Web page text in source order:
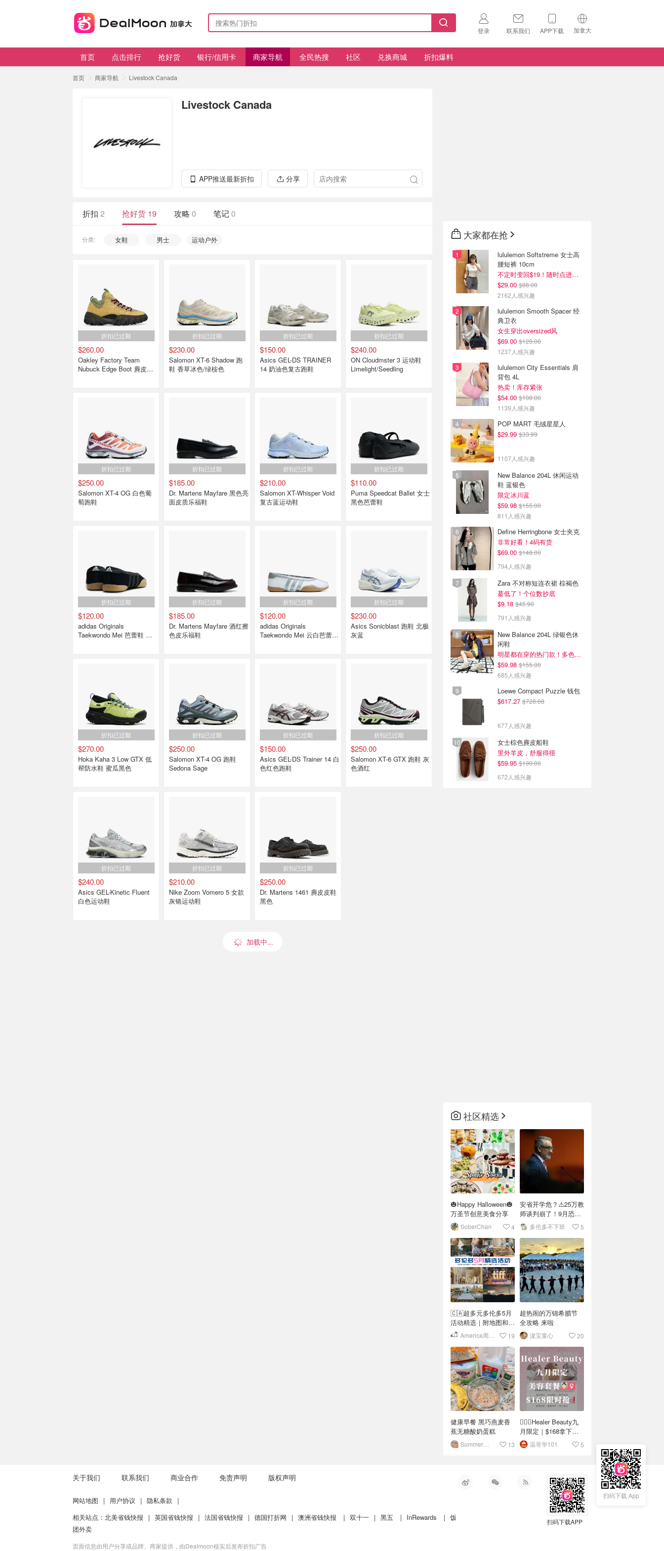
登录 联系我们 APP下载 加拿大
🇺🇸
首页 点击排行 抢好货 银行/信用卡 商家导航 全民热搜 社区 兑换商城 折扣爆料
首页 商家导航 Livestock Canada
Livestock Canada
APP推送最新折扣 分享
折扣 2 抢好货 19 攻略 0 笔记0
分类: 女鞋 男士 运动户外
折扣已过期
$260.00
Oakley Factory Team
Nubuck Edge Boot 麂皮靴
折扣已过期
$230.00
Salomon XT-6 Shadow 跑
鞋 香草冰色/绿桉色
折扣已过期
$150.00
Asics GEL-DS TRAINER
14 奶油色复古跑鞋
折扣已过期
$240.00
ON Cloudmster 3 运动鞋
Limelight/Seedling
折扣已过期
$250.00
Salomon XT-4 OG 白色葡
萄跑鞋
折扣已过期
$185.00
Dr. Martens Mayfare 黑色亮
面皮质乐福鞋
折扣已过期
$210.00
Salomon XT-Whisper Void
复古蓝运动鞋
折扣已过期
$110.00
Puma Speedcat Ballet 女士
黑色芭蕾鞋
折扣已过期
$120.00
adidas Originals
Taekwondo Mei 芭蕾鞋 黑
折扣已过期
$185.00
Dr. Martens Mayfare 酒红擦
色皮乐福鞋
折扣已过期
$120.00
adidas Originals
Taekwondo Mei 云白芭蕾鞋
折扣已过期
$230.00
Asics Sonicblast 跑鞋 北极
灰蓝
折扣已过期
$270.00
Hoka Kaha 3 Low GTX 低
帮防水鞋 蜜瓜黑色
折扣已过期
$250.00
Salomon XT-4 OG 跑鞋
Sedona Sage
折扣已过期
$150.00
Asics GEL-DS Trainer 14 白
色红色跑鞋
折扣已过期
$250.00
Salomon XT-6 GTX 跑鞋 灰
色酒红
折扣已过期
$240.00
Asics GEL-Kinetic Fluent
白色运动鞋
折扣已过期
$210.00
Nike Zoom Vomero 5 女款
灰铬运动鞋
折扣已过期
$250.00
Dr. Martens 1461 麂皮皮鞋
黑色
加载中...
大家都在抢
lululemon Softstreme 女士高
腰短裤 10cm
不定时变回$19！随时点进来看
$29.00 $88.00
2162人感兴趣
lululemon Smooth Spacer 经
典卫衣
女生穿出oversized风
$69.00 $128.00
1237人感兴趣
lululemon City Essentials 肩
背包 4L
热卖！库存紧张
$54.00 $108.00
1139人感兴趣
POP MART 毛绒星星人
$29.99 $33.99
1107人感兴趣
New Balance 204L 休闲运动
鞋 蓝银色
限定冰川蓝
$59.98 $155.00
811人感兴趣
Define Herringbone 女士夹克
非常好看！4码有货
$69.00 $148.00
794人感兴趣
Zara 不对称短连衣裙 棕褐色
蕞低了！个位数抄底
$9.18 $45.90
791人感兴趣
New Balance 204L 绿银色休
闲鞋
明星都在穿的热门款！多色可选 3.8折
$59.98 $155.00
685人感兴趣
Loewe Compact Puzzle 钱包
$617.27 $728.68
677人感兴趣
女士棕色麂皮船鞋
里外羊皮，舒服得很
$59.95 $190.00
672人感兴趣
社区精选
🎃Happy Halloween🎃
万圣节创意美食分享
SoberChan 4
安省开学危？⚠️25万教
师谈判崩了！9月恐罢
工？多伦多不下班 5
🇨🇦超多元多伦多5月
活动精选｜附地图和日
历
19
超热闹的万锦希腊节
全攻略 来啦
泷宝童心 20
健康早餐 黑巧燕麦香
蕉无糖酸奶蛋糕
13
💆🏻‍♀️Healer Beauty九
月限定｜$168拿下原
价$216套餐
温哥华101 5
扫码下载 App
扫码下载APP
关于我们 联系我们 商业合作 免责声明 版权声明
网站地图 | 用户协议 | 隐私条款
|
相关站点： 北美省钱快报 | 英国省钱快报 | 法国省钱快报 | 德国打折网 | 澳洲省钱快报 | 双十一 | 黑五 | InRewards | 饭
团外卖
页面信息由用户分享或品牌、商家提供，由Dealmoon核实后发布折扣广告